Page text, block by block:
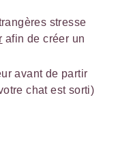
stresse
afin de créer un
avant de partir
chat est sorti)